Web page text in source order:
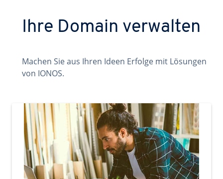
Ihre Domain verwalten
Machen Sie aus Ihren Ideen Erfolge mit Lösungen
von IONOS.